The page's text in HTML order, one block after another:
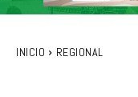
INICIO REGIONAL